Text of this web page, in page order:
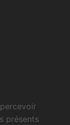
présents